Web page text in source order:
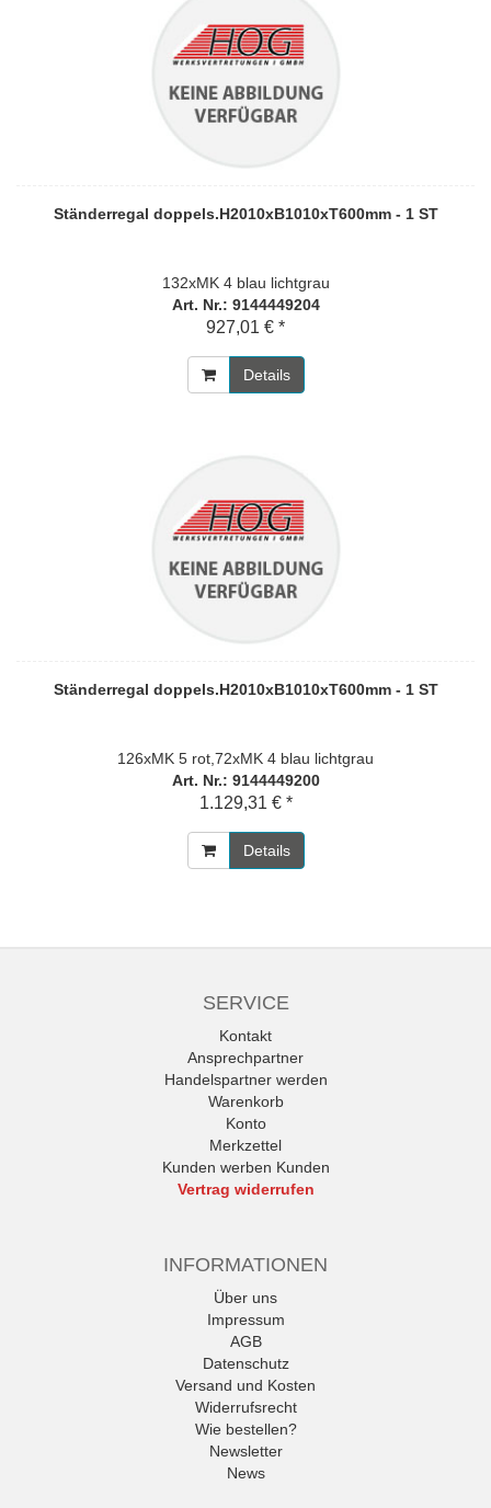
Ständerregal doppels.H2010xB1010xT600mm - 1 ST
132xMK 4 blau lichtgrau
Art. Nr.: 9144449204
927,01 € *
Details
Ständerregal doppels.H2010xB1010xT600mm - 1 ST
126xMK 5 rot,72xMK 4 blau lichtgrau
Art. Nr.: 9144449200
1.129,31 € *
Details
SERVICE
Kontakt
Ansprechpartner
Handelspartner werden
Warenkorb
Konto
Merkzettel
Kunden werben Kunden
Vertrag widerrufen
INFORMATIONEN
Über uns
Impressum
AGB
Datenschutz
Versand und Kosten
Widerrufsrecht
Wie bestellen?
Newsletter
News